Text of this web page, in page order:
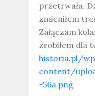
przetrwała.
zmieniłem
Załączam
zrobiłem dla
historia.pl/
content/
-56a.png